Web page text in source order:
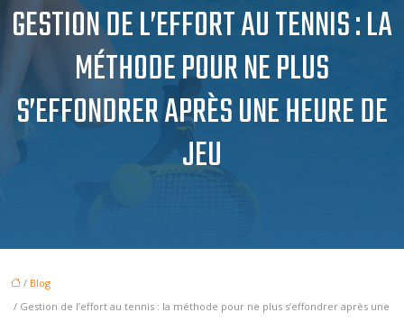
GESTION DE L’EFFORT AU TENNIS : LA
MÉTHODE POUR NE PLUS
S’EFFONDRER APRÈS UNE HEURE DE
JEU
/ Blog
/ Gestion de l’effort au tennis : la méthode pour ne plus s’effondrer après une